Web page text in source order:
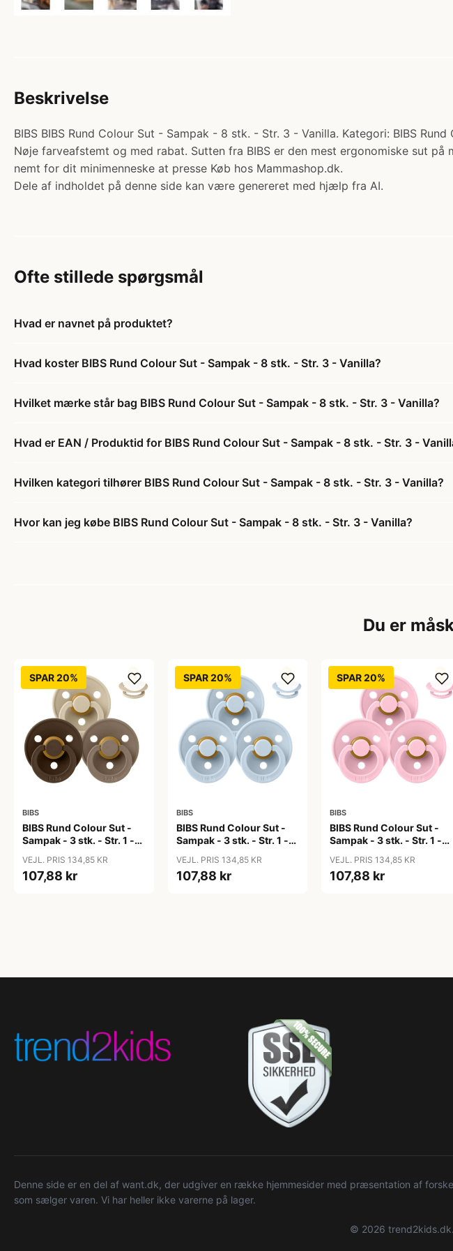
Beskrivelse
BIBS BIBS Rund Colour Sut - Sampak - 8 stk. - Str. 3 - Vanilla. Kategori: BIBS
Nøje farveafstemt og med rabat. Sutten fra BIBS er den mest ergonomiske sut
nemt for dit minimenneske at presse Køb hos Mammashop.dk.
Dele af indholdet på denne side kan være genereret med hjælp fra AI.
Ofte stillede spørgsmål
Hvad er navnet på produktet?
Hvad koster BIBS Rund Colour Sut - Sampak - 8 stk. - Str. 3 - Vanilla?
Hvilket mærke står bag BIBS Rund Colour Sut - Sampak - 8 stk. - Str. 3 - Vanilla?
Hvad er EAN / Produktid for BIBS Rund Colour Sut - Sampak - 8 stk. - Str. 3 -
Hvilken kategori tilhører BIBS Rund Colour Sut - Sampak - 8 stk. - Str. 3 - Vanilla?
Hvor kan jeg købe BIBS Rund Colour Sut - Sampak - 8 stk. - Str. 3 - Vanilla?
Du er
SPAR 20%
BIBS
BIBS Rund Colour Sut -
Sampak - 3 stk. - Str. 1 -
VEJL. PRIS 134,85 KR
107,88 kr
SPAR 20%
BIBS
BIBS Rund Colour Sut -
Sampak - 3 stk. - Str. 1 -
VEJL. PRIS 134,85 KR
107,88 kr
SPAR 20%
BIBS
BIBS Rund Colour Sut -
Sampak - 3 stk. - Str. 1 -
VEJL. PRIS 134,85 KR
107,88 kr
Denne side er en del af want.dk, der udgiver en række hjemmesider med præsentation af
som sælger varen. Vi har heller ikke varerne på lager.
© 2026